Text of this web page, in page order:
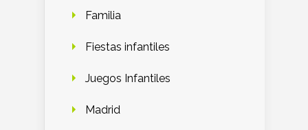
Familia
Fiestas infantiles
Juegos Infantiles
Madrid